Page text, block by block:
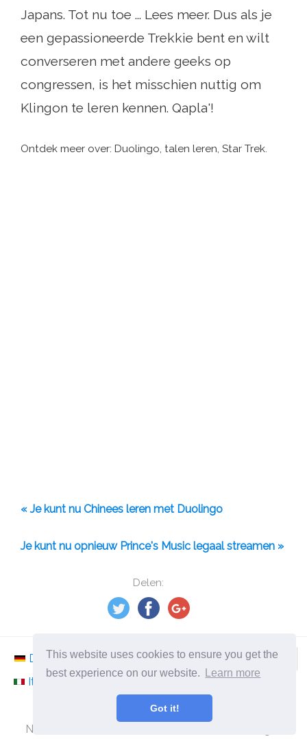
This website uses cookies to ensure you get the
best experience on our website.
Learn more
Got it!
Delen:
Japans. Tot nu toe ... Lees meer. Dus als je
een gepassioneerde Trekkie bent en wilt
converseren met andere geeks op
congressen, is het misschien nuttig om
Klingon te leren kennen. Qapla'!
Ontdek meer over: Duolingo, talen leren, Star Trek.
« Je kunt nu Chinees leren met Duolingo
Je kunt nu opnieuw Prince's Music legaal streamen »
Deutsch Nederlands Svenska
Norsk
Italiano
Español Românesc
nl.ephesossoftware.com
Nieuws uit de wereld van de moderne technologie!